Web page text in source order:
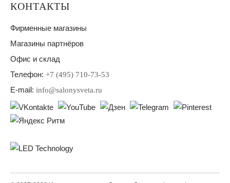
КОНТАКТЫ
Фирменные магазины
Магазины партнёров
Офис и склад
Телефон: +7 (495) 710-73-53
E-mail: info@salonysveta.ru